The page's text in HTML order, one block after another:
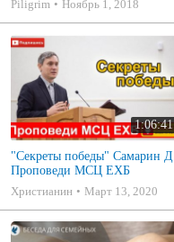
Piligrim Ноябрь 1, 2018
1:06:41
"Секреты победы" Самарин Д.В.
Проповеди МСЦ ЕХБ
Христианин
Март 13, 2020